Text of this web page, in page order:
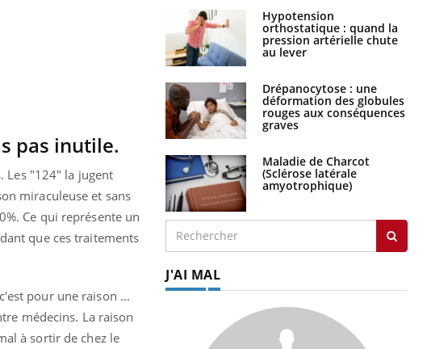
pas inutile.
Les "124" la jugent
miraculeuse et sans
Ce qui représente un
que ces traitements
pour une raison ...
médecins. La raison
à sortir de chez le
Hypotension
orthostatique : quand la
pression artérielle chute
au lever
Drépanocytose : une
déformation des globules
rouges aux conséquences
graves
Maladie de Charcot
(Sclérose latérale
amyotrophique)
J'AI MAL